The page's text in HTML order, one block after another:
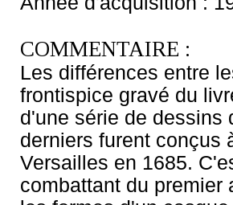
COMMENTAIRE :
Les différences entre
frontispice gravé du
d'une série de dessins
derniers furent conçus
Versailles en 1685.
combattant du premier